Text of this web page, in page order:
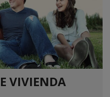
VIVIENDA